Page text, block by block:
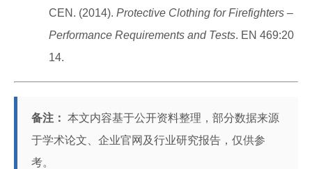
CEN. (2014). Protective Clothing for Firefighters –
Performance Requirements and Tests. EN 469:20
14.
备注： 本文内容基于公开资料整理，部分数据来源
于学术论文、企业官网及行业研究报告，仅供参
考。